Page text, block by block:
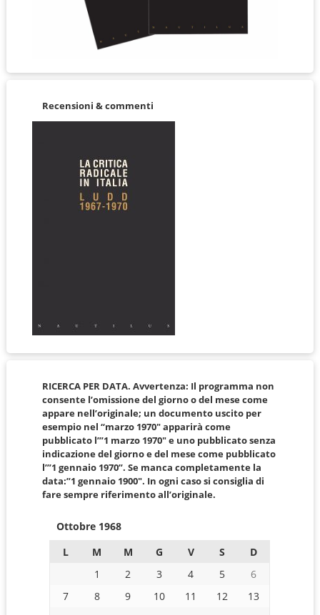
Recensioni & commenti
RICERCA PER DATA. Avvertenza: Il programma non
consente l’omissione del giorno o del mese come
appare nell’originale; un documento uscito per
esempio nel “marzo 1970″ apparirà come
pubblicato l’”1 marzo 1970″ e uno pubblicato senza
indicazione del giorno e del mese come pubblicato
l’”1 gennaio 1970”. Se manca completamente la
data:”1 gennaio 1900″. In ogni caso si consiglia di
fare sempre riferimento all’originale.
Ottobre 1968
L
M M G V S
D
1
2 3 4 5
6
7
8 9 10 11 12
13